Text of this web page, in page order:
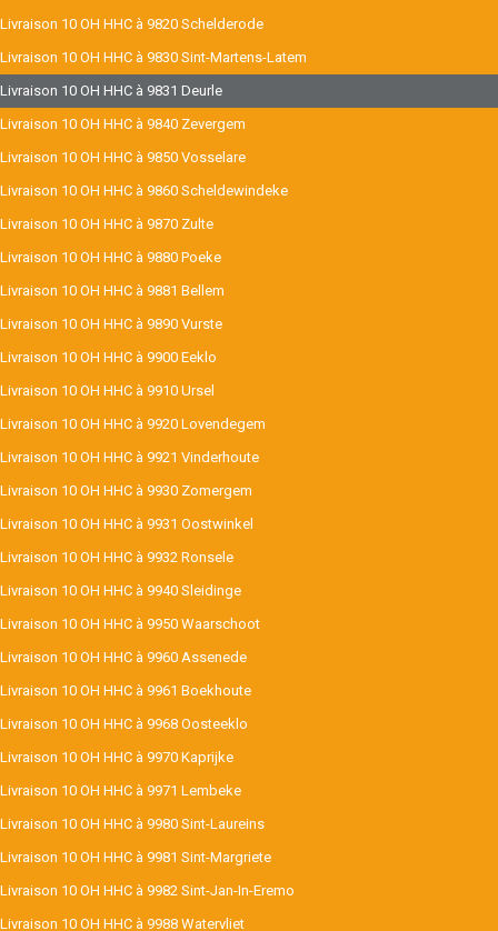
Livraison 10 OH HHC à 9820 Schelderode
Livraison 10 OH HHC à 9830 Sint-Martens-Latem
Livraison 10 OH HHC à 9831 Deurle
Livraison 10 OH HHC à 9840 Zevergem
Livraison 10 OH HHC à 9850 Vosselare
Livraison 10 OH HHC à 9860 Scheldewindeke
Livraison 10 OH HHC à 9870 Zulte
Livraison 10 OH HHC à 9880 Poeke
Livraison 10 OH HHC à 9881 Bellem
Livraison 10 OH HHC à 9890 Vurste
Livraison 10 OH HHC à 9900 Eeklo
Livraison 10 OH HHC à 9910 Ursel
Livraison 10 OH HHC à 9920 Lovendegem
Livraison 10 OH HHC à 9921 Vinderhoute
Livraison 10 OH HHC à 9930 Zomergem
Livraison 10 OH HHC à 9931 Oostwinkel
Livraison 10 OH HHC à 9932 Ronsele
Livraison 10 OH HHC à 9940 Sleidinge
Livraison 10 OH HHC à 9950 Waarschoot
Livraison 10 OH HHC à 9960 Assenede
Livraison 10 OH HHC à 9961 Boekhoute
Livraison 10 OH HHC à 9968 Oosteeklo
Livraison 10 OH HHC à 9970 Kaprijke
Livraison 10 OH HHC à 9971 Lembeke
Livraison 10 OH HHC à 9980 Sint-Laureins
Livraison 10 OH HHC à 9981 Sint-Margriete
Livraison 10 OH HHC à 9982 Sint-Jan-In-Eremo
Livraison 10 OH HHC à 9988 Watervliet